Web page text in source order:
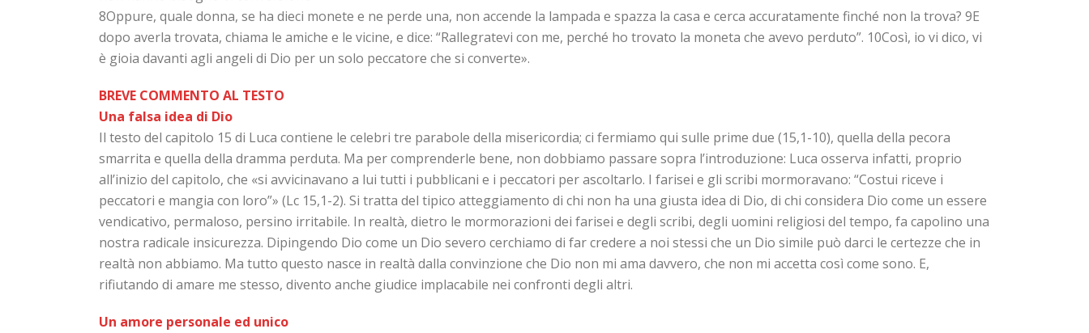
8Oppure, quale donna, se ha dieci monete e ne perde una, non accende la lampada e spazza la casa e cerca accuratamente finché non la trova? 9E
dopo averla trovata, chiama le amiche e le vicine, e dice: “Rallegratevi con me, perché ho trovato la moneta che avevo perduto”. 10Così, io vi dico, vi
è gioia davanti agli angeli di Dio per un solo peccatore che si converte».
BREVE COMMENTO AL TESTO
Una falsa idea di Dio
Il testo del capitolo 15 di Luca contiene le celebri tre parabole della misericordia; ci fermiamo qui sulle prime due (15,1-10), quella della pecora
smarrita e quella della dramma perduta. Ma per comprenderle bene, non dobbiamo passare sopra l’introduzione: Luca osserva infatti, proprio
all’inizio del capitolo, che «si avvicinavano a lui tutti i pubblicani e i peccatori per ascoltarlo. I farisei e gli scribi mormoravano: “Costui riceve i
peccatori e mangia con loro”» (Lc 15,1-2). Si tratta del tipico atteggiamento di chi non ha una giusta idea di Dio, di chi considera Dio come un essere
vendicativo, permaloso, persino irritabile. In realtà, dietro le mormorazioni dei farisei e degli scribi, degli uomini religiosi del tempo, fa capolino una
nostra radicale insicurezza. Dipingendo Dio come un Dio severo cerchiamo di far credere a noi stessi che un Dio simile può darci le certezze che in
realtà non abbiamo. Ma tutto questo nasce in realtà dalla convinzione che Dio non mi ama davvero, che non mi accetta così come sono. E,
rifiutando di amare me stesso, divento anche giudice implacabile nei confronti degli altri.
Un amore personale ed unico